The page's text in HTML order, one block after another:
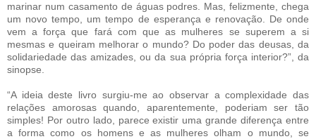
marinar num casamento de águas podres. Mas, felizmente, chega
um novo tempo, um tempo de esperança e renovação. De onde
vem a força que fará com que as mulheres se superem a si
mesmas e queiram melhorar o mundo? Do poder das deusas, da
solidariedade das amizades, ou da sua própria força interior?”, da
sinopse.
“A ideia deste livro surgiu-me ao observar a complexidade das
relações amorosas quando, aparentemente, poderiam ser tão
simples! Por outro lado, parece existir uma grande diferença entre
a forma como os homens e as mulheres olham o mundo, se